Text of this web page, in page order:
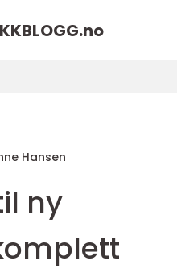
no
Hansen
ny